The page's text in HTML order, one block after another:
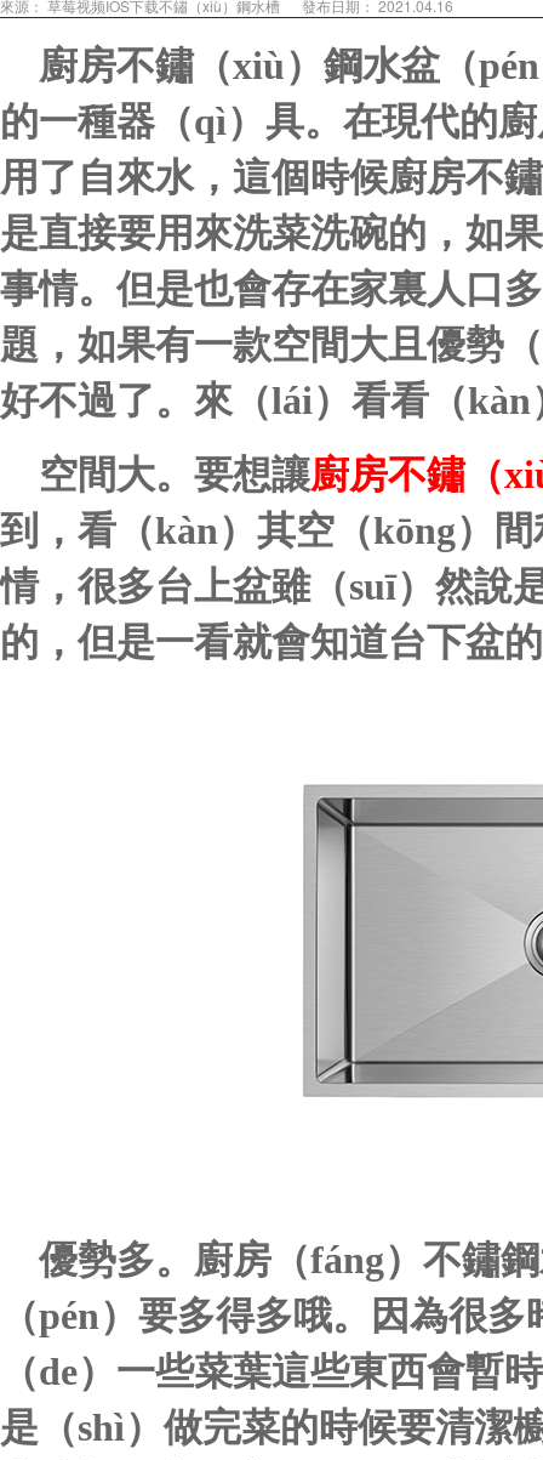
來源： 草莓视频IOS下载不鏽（xiù）鋼水槽 發布日期： 2021.04.16
廚房不鏽（xiù）鋼水盆（
的一種器（qì）具。在現代的
用了自來水，這個時候廚房不
是直接要用來洗菜洗碗的，如
事情。但是也會存在家裏人口
題，如果有一款空間大且優勢
好不過了。來（lái）看看（
空間大。要想讓廚房不鏽（
到，看（kàn）其空（kōng）
情，很多台上盆雖（suī）然說
的，但是一看就會知道台下盆
優勢多。廚房（fáng）不鏽
（pén）要多得多哦。因為很
（de）一些菜葉這些東西會暫
是（shì）做完菜的時候要清潔